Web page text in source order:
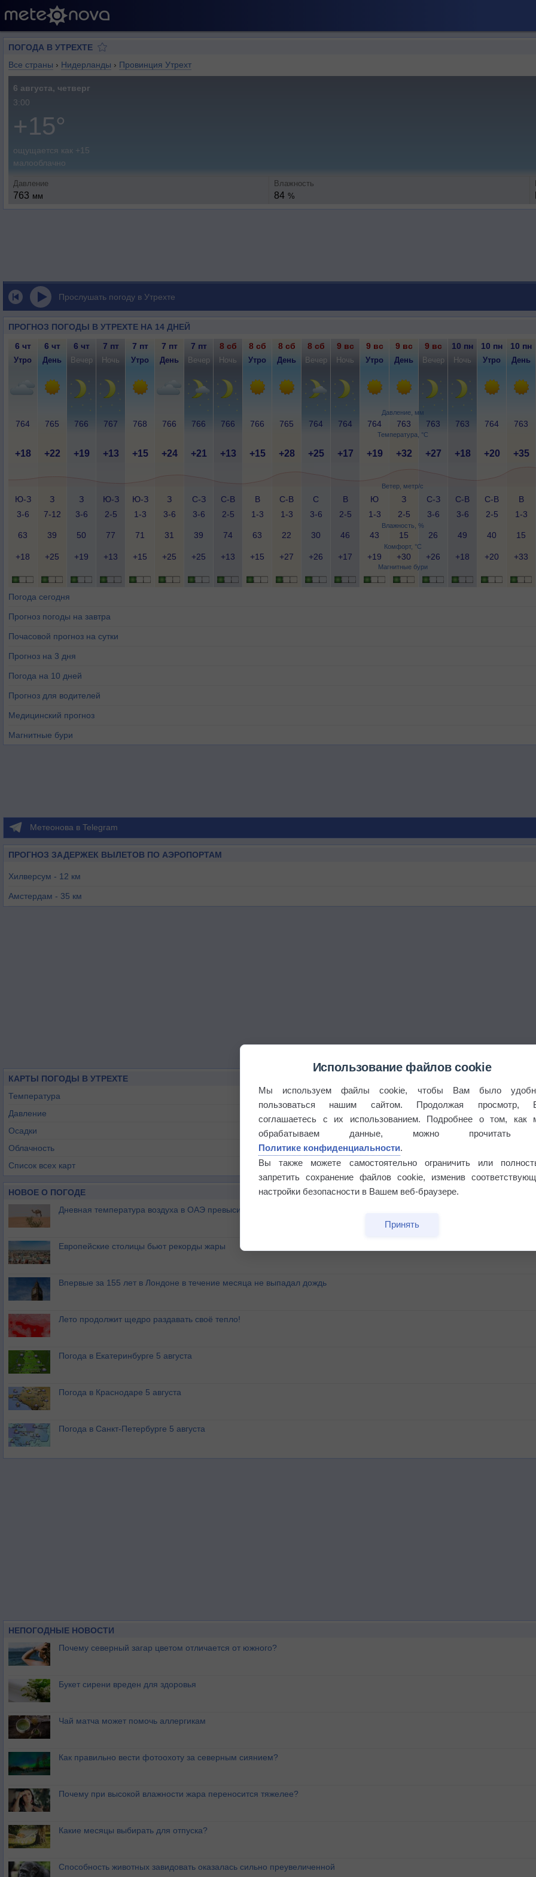
ПОГОДА В УТРЕХТЕ
Все страны › Нидерланды › Провинция Утрехт
6 августа, четверг
3:00
+15°
ощущается как +15
малооблачно
Давление
763 мм
Влажность
84 %
Прослушать погоду в Утрехте
ПРОГНОЗ ПОГОДЫ В УТРЕХТЕ НА 14 ДНЕЙ
Давление, мм
Температура, °C
Ветер, метр/с
Влажность, %
Комфорт, °C
Магнитные бури
6 чт 6 чт 6 чт 7 пт 7 пт 7 пт 7 пт 8 сб 8 сб 8 сб 8 сб 9 вс 9 вс 9 вс 9 вс 10 пн 10 пн 10 пн
Утро День Вечер Ночь Утро День Вечер Ночь Утро День Вечер Ночь Утро День Вечер Ночь Утро День
764 765 766 767 768 766 766 766 766 765 764 764 764 763 763 763 764 763
+18 +22 +19 +13 +15 +24 +21 +13 +15 +28 +25 +17 +19 +32 +27 +18 +20 +35
Ю-З
3-6
З
7-12
З
3-6
Ю-З
2-5
Ю-З
1-3
З
3-6
С-З
3-6
С-В
2-5
В
1-3
С-В
1-3
С
3-6
В
2-5
Ю
1-3
З
2-5
С-З
3-6
С-В
3-6
С-В
2-5
В
1-3
63 39 50 77 71 31 39 74 63 22 30 46 43 15 26 49 40 15
+18 +25 +19 +13 +15 +25 +25 +13 +15 +27 +26 +17 +19 +30 +26 +18 +20 +33
Погода сегодня
Прогноз погоды на завтра
Почасовой прогноз на сутки
Прогноз на 3 дня
Погода на 10 дней
Прогноз для водителей
Медицинский прогноз
Магнитные бури
Метеонова в Telegram
ПРОГНОЗ ЗАДЕРЖЕК ВЫЛЕТОВ ПО АЭРОПОРТАМ
Хилверсум - 12 км
Амстердам - 35 км
КАРТЫ ПОГОДЫ В УТРЕХТЕ
Температура
Давление
Осадки
Облачность
Список всех карт
НОВОЕ О ПОГОДЕ
Дневная температура воздуха в ОАЭ превысила +51°
Европейские столицы бьют рекорды жары
Впервые за 155 лет в Лондоне в течение месяца не выпадал дождь
Лето продолжит щедро раздавать своё тепло!
Погода в Екатеринбурге 5 августа
Погода в Краснодаре 5 августа
Погода в Санкт-Петербурге 5 августа
НЕПОГОДНЫЕ НОВОСТИ
Почему северный загар цветом отличается от южного?
Букет сирени вреден для здоровья
Чай матча может помочь аллергикам
Как правильно вести фотоохоту за северным сиянием?
Почему при высокой влажности жара переносится тяжелее?
Какие месяцы выбирать для отпуска?
Способность животных завидовать оказалась сильно преувеличенной
Использование файлов cookie
Мы используем файлы cookie, чтобы Вам было
пользоваться нашим сайтом. Продолжая просмотр,
соглашаетесь с их использованием. Подробнее о том, как
обрабатываем данные, можно прочитать
Политике конфиденциальности.
Вы также можете самостоятельно ограничить или
запретить сохранение файлов cookie, изменив
настройки безопасности в Вашем веб-браузере.
Принять